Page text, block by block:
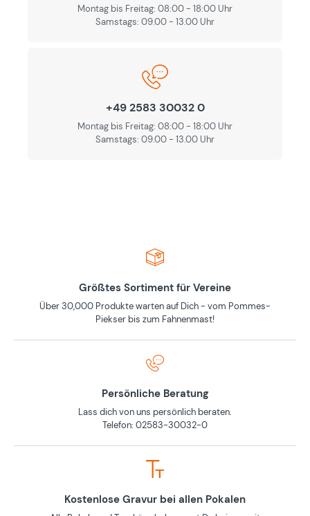
Montag bis Freitag: 08:00 - 18:00 Uhr
Samstags: 09.00 - 13.00 Uhr
+49 2583 30032 0
Montag bis Freitag: 08:00 - 18:00 Uhr
Samstags: 09.00 - 13.00 Uhr
Größtes Sortiment für Vereine
Über 30,000 Produkte warten auf Dich - vom Pommes-
Piekser bis zum Fahnenmast!
Persönliche Beratung
Lass dich von uns persönlich beraten.
Telefon: 02583-30032-0
Kostenlose Gravur bei allen Pokalen